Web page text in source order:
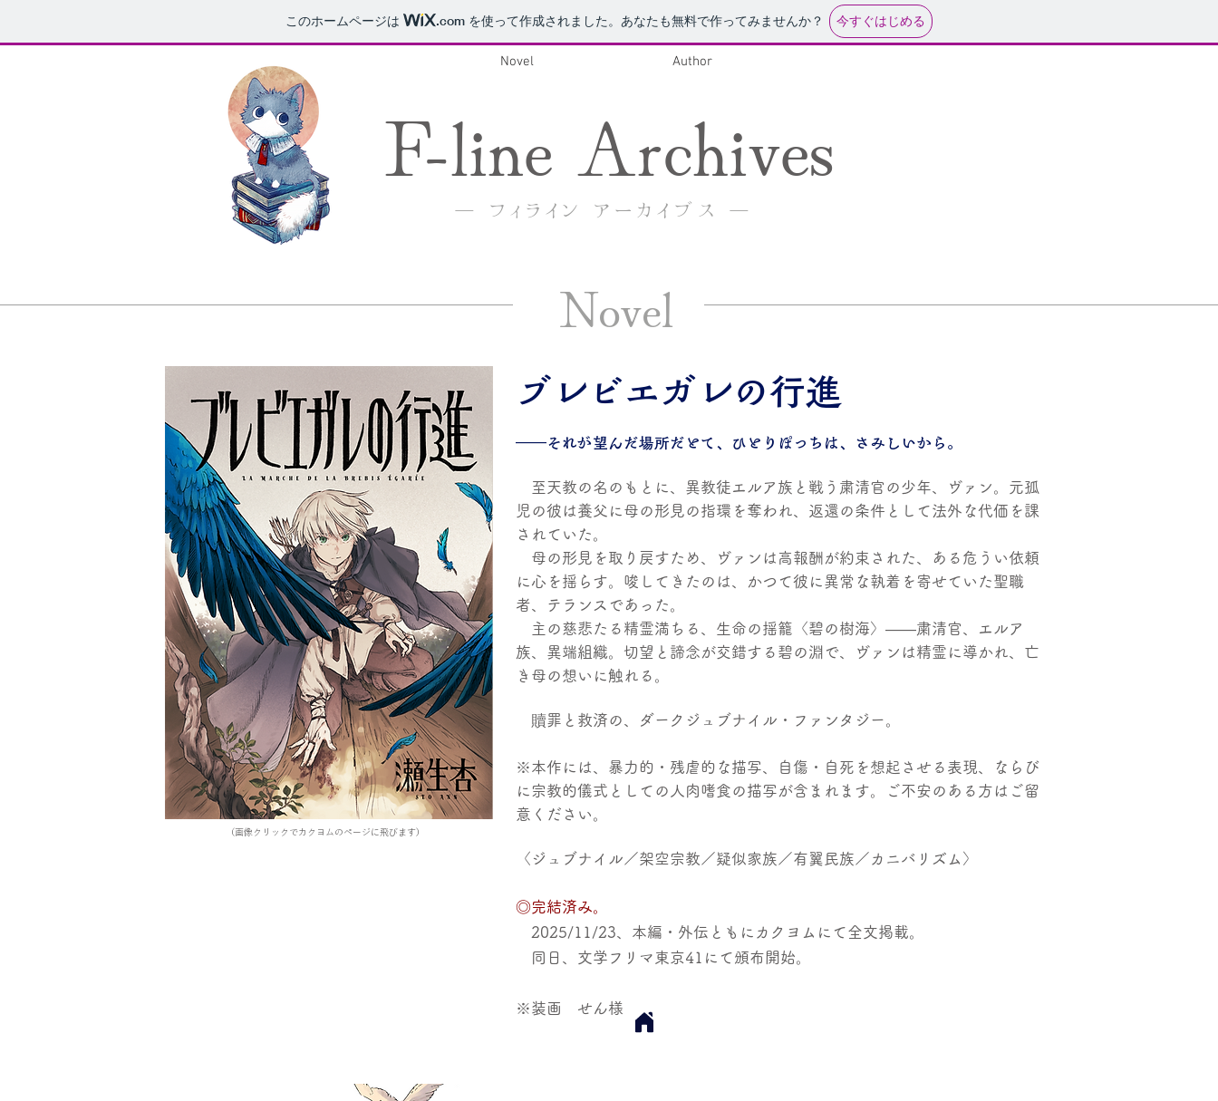
このホームページは .com を使って作成されました。あなたも無料で作ってみませんか？ 今すぐはじめる
Novel Author
F-line Archives
─ フィライン アーカイブス ─
Novel
​（画像クリックでカクヨムのページに飛びます）
​ブレビエガレの行進
​――それが望んだ場所だとて、ひとりぽっちは、さみしいから。
至天教の名のもとに、異教徒エルア族と戦う粛清官の少年、ヴァン。元孤
児の彼は養父に母の形見の指環を奪われ、返還の条件として法外な代価を課
されていた。
母の形見を取り戻すため、ヴァンは高報酬が約束された、ある危うい依頼
に心を揺らす。唆してきたのは、かつて彼に異常な執着を寄せていた聖職
者、テランスであった。
主の慈悲たる精霊満ちる、生命の揺籠〈碧の樹海〉――粛清官、エルア
族、異端組織。切望と諦念が交錯する碧の淵で、ヴァンは精霊に導かれ、亡
き母の想いに触れる。
贖罪と救済の、ダークジュブナイル・ファンタジー。
※本作には、暴力的・残虐的な描写、自傷・自死を想起させる表現、ならび
に宗教的儀式としての人肉嗜食の描写が含まれます。ご不安のある方はご留
意ください。
〈ジュブナイル／架空宗教／疑似家族／有翼民族／カニバリズム〉
◎完結済み。
2025/11/23、本編・外伝ともにカクヨムにて全文掲載。
同日、文学フリマ東京41にて頒布開始。
※装画 せん様